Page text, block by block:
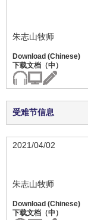
朱志山牧师
受难节信息
2021/04/02
朱志山牧师